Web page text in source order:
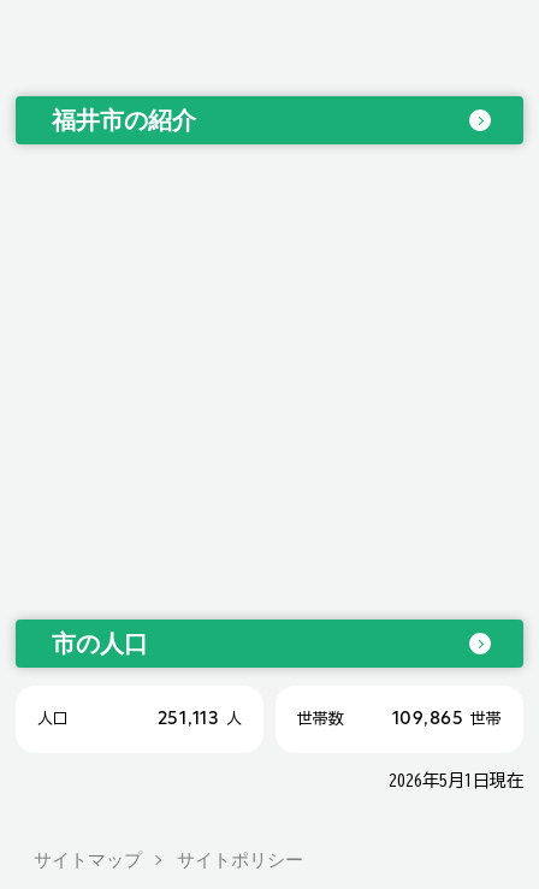
福井市の紹介
市の人口
人口 251,113 人 世帯数 109,865 世帯
2026年5月1日現在
サイトマップ サイトポリシー